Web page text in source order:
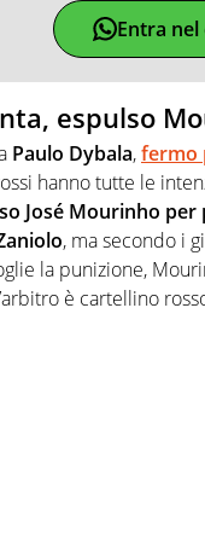
Entra
espulso
Paulo Dybala,fermo
hanno tutte le
José Mourinho
, ma secondo i
la punizione,
è cartellino